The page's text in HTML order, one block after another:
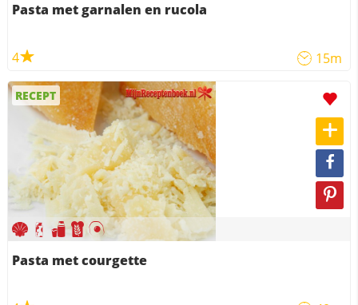
Pasta met garnalen en rucola
4 15m
RECEPT
Pasta met courgette